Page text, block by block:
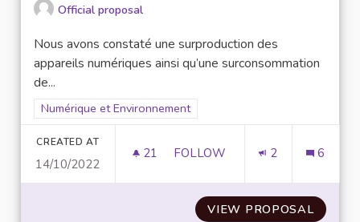
Official proposal
Nous avons constaté une surproduction des
appareils numériques ainsi qu’une surconsommation
de...
Filter results for scope: Numérique et Environnement
Numérique et Environnement
CREATED AT
14/10/2022
21 21 FOLLOWERS
FOLLOW 2 6
VIEW PROPOSAL